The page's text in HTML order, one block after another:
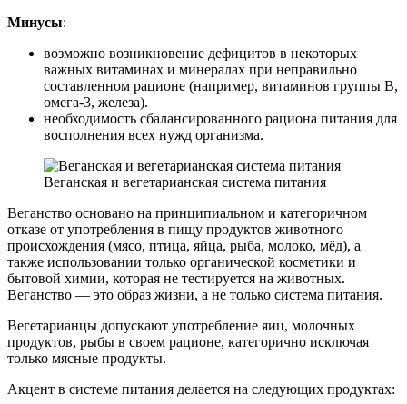
Минусы:
возможно возникновение дефицитов в некоторых
важных витаминах и минералах при неправильно
составленном рационе (например, витаминов группы B,
омега-3, железа).
необходимость сбалансированного рациона питания для
восполнения всех нужд организма.
Веганская и вегетарианская система питания
Веганство основано на принципиальном и категоричном
отказе от употребления в пищу продуктов животного
происхождения (мясо, птица, яйца, рыба, молоко, мёд), а
также использовании только органической косметики и
бытовой химии, которая не тестируется на животных.
Веганство — это образ жизни, а не только система питания.
Вегетарианцы допускают употребление яиц, молочных
продуктов, рыбы в своем рационе, категорично исключая
только мясные продукты.
Акцент в системе питания делается на следующих продуктах: